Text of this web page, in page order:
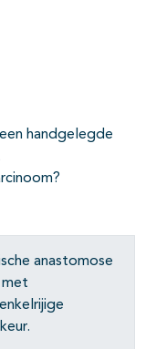
handgelegde
anastomose